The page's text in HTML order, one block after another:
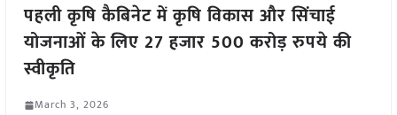
पहली कृषि कैबिनेट में कृषि विकास और सिंचाई
योजनाओं के लिए 27 हजार 500 करोड़ रुपये की
स्वीकृति
March 3, 2026